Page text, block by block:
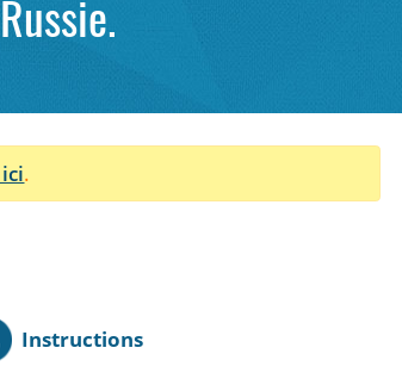
.
Instructions